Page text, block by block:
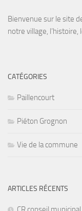
Bienvenue sur le site
notre village,
CATÉGORIES
Paillencourt
Piéton Grognon
Vie de la commune
ARTICLES RÉCENTS